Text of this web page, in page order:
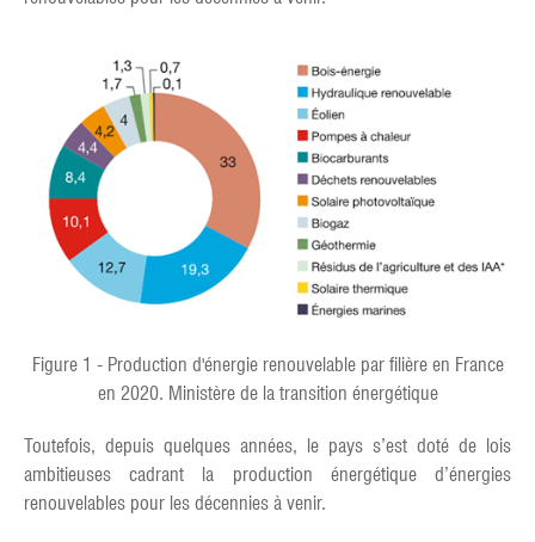
Figure 1 - Production d'énergie renouvelable par filière en France
en 2020. Ministère de la transition énergétique
Toutefois, depuis quelques années, le pays s’est doté de lois
ambitieuses cadrant la production énergétique d’énergies
renouvelables pour les décennies à venir.